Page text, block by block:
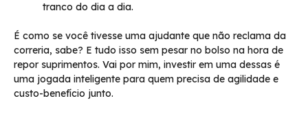
tranco do dia a dia.
É como se você tivesse uma ajudante que não reclama da
correria, sabe? E tudo isso sem pesar no bolso na hora de
repor suprimentos. Vai por mim, investir em uma dessas é
uma jogada inteligente para quem precisa de agilidade e
custo-benefício junto.